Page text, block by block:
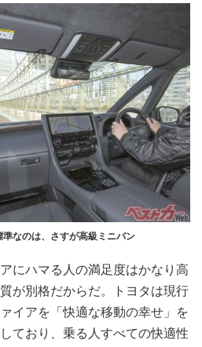
なのは、さすが高級ミニバン
にハマる人の満足度はかなり高
が別格だからだ。トヨタは現行
イアを「快適な移動の幸せ」を
ており、乗る人すべての快適性